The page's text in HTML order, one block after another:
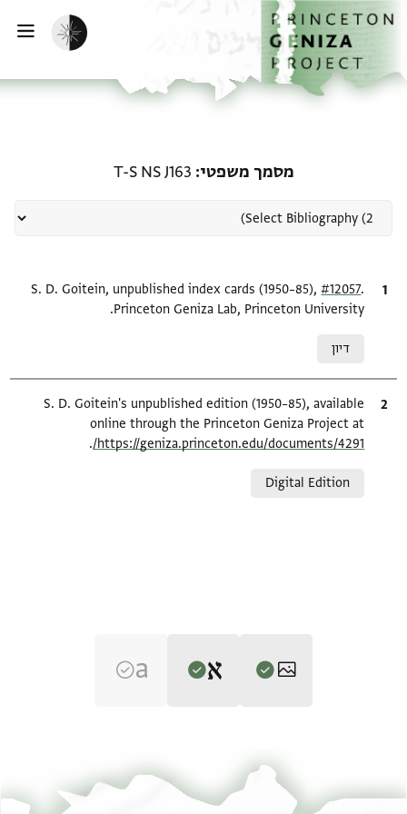
לתוכןהבית
הפעלת מצב כהה
מסמך משפטי T-S NS J163
ציטוט S. D. Goitein, unpublished index cards (1950–85),#12057
Princeton Geniza Lab, Princeton University.
דיון
ציטוט
S. D. Goitein's unpublished edition (1950–85), available
online through the Princeton Geniza Project at
https://geniza.princeton.edu/documents/4291/
.
Digital Edition
S. D. Goitein's unpublished edition (1950–85).
T-S NS J163 1r הגדל וסובב
recto